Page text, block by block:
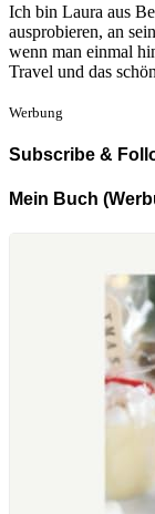
Ich bin Laura aus
ausprobieren, an
wenn man einmal
Travel und das
Werbung
Subscribe &
Mein Buch